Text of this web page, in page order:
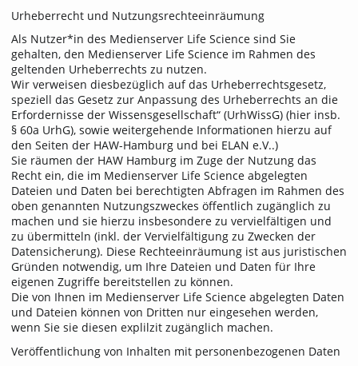
Urheberrecht und Nutzungsrechteeinräumung
Als Nutzer*in des Medienserver Life Science sind Sie
gehalten, den Medienserver Life Science im Rahmen des
geltenden Urheberrechts zu nutzen.
Wir verweisen diesbezüglich auf das Urheberrechtsgesetz,
speziell das Gesetz zur Anpassung des Urheberrechts an die
Erfordernisse der Wissensgesellschaft“ (UrhWissG) (hier insb.
§ 60a UrhG), sowie weitergehende Informationen hierzu auf
den Seiten der HAW-Hamburg und bei ELAN e.V..)
Sie räumen der HAW Hamburg im Zuge der Nutzung das
Recht ein, die im Medienserver Life Science abgelegten
Dateien und Daten bei berechtigten Abfragen im Rahmen des
oben genannten Nutzungszweckes öffentlich zugänglich zu
machen und sie hierzu insbesondere zu vervielfältigen und
zu übermitteln (inkl. der Vervielfältigung zu Zwecken der
Datensicherung). Diese Rechteeinräumung ist aus juristischen
Gründen notwendig, um Ihre Dateien und Daten für Ihre
eigenen Zugriffe bereitstellen zu können.
Die von Ihnen im Medienserver Life Science abgelegten Daten
und Dateien können von Dritten nur eingesehen werden,
wenn Sie sie diesen explilzit zugänglich machen.
Veröffentlichung von Inhalten mit personenbezogenen Daten